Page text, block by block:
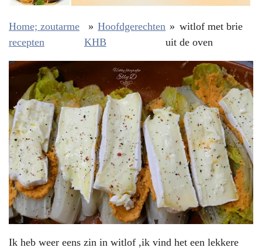
Home; zoutarme
recepten
» Hoofdgerechten
KHB
» witlof met brie
uit de oven
Ik heb weer eens zin in witlof ,ik vind het een lekkere